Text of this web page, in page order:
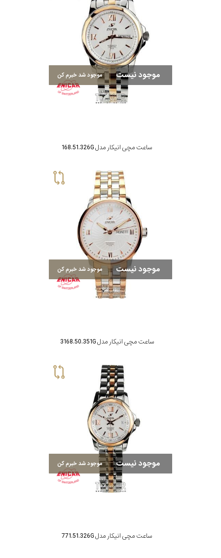
موجود نیست موجود شد خبرم کن
ساعت مچی انیکار مدل 168.51.326G
موجود نیست موجود شد خبرم کن
ساعت مچی انیکار مدل 3168.50.351G
موجود نیست موجود شد خبرم کن
ساعت مچی انیکار مدل 771.51.326G